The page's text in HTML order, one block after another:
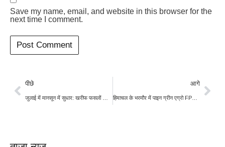
Save my name, email, and website in this browser for the
next time I comment.
पीछे आगे
हिमाचल के भरमौर में पाइन ग्रीन एग्रो FPC बनी किसानों की नई उम्मीद, 3,000 बागवानों को जोड़ने का लक्ष्य